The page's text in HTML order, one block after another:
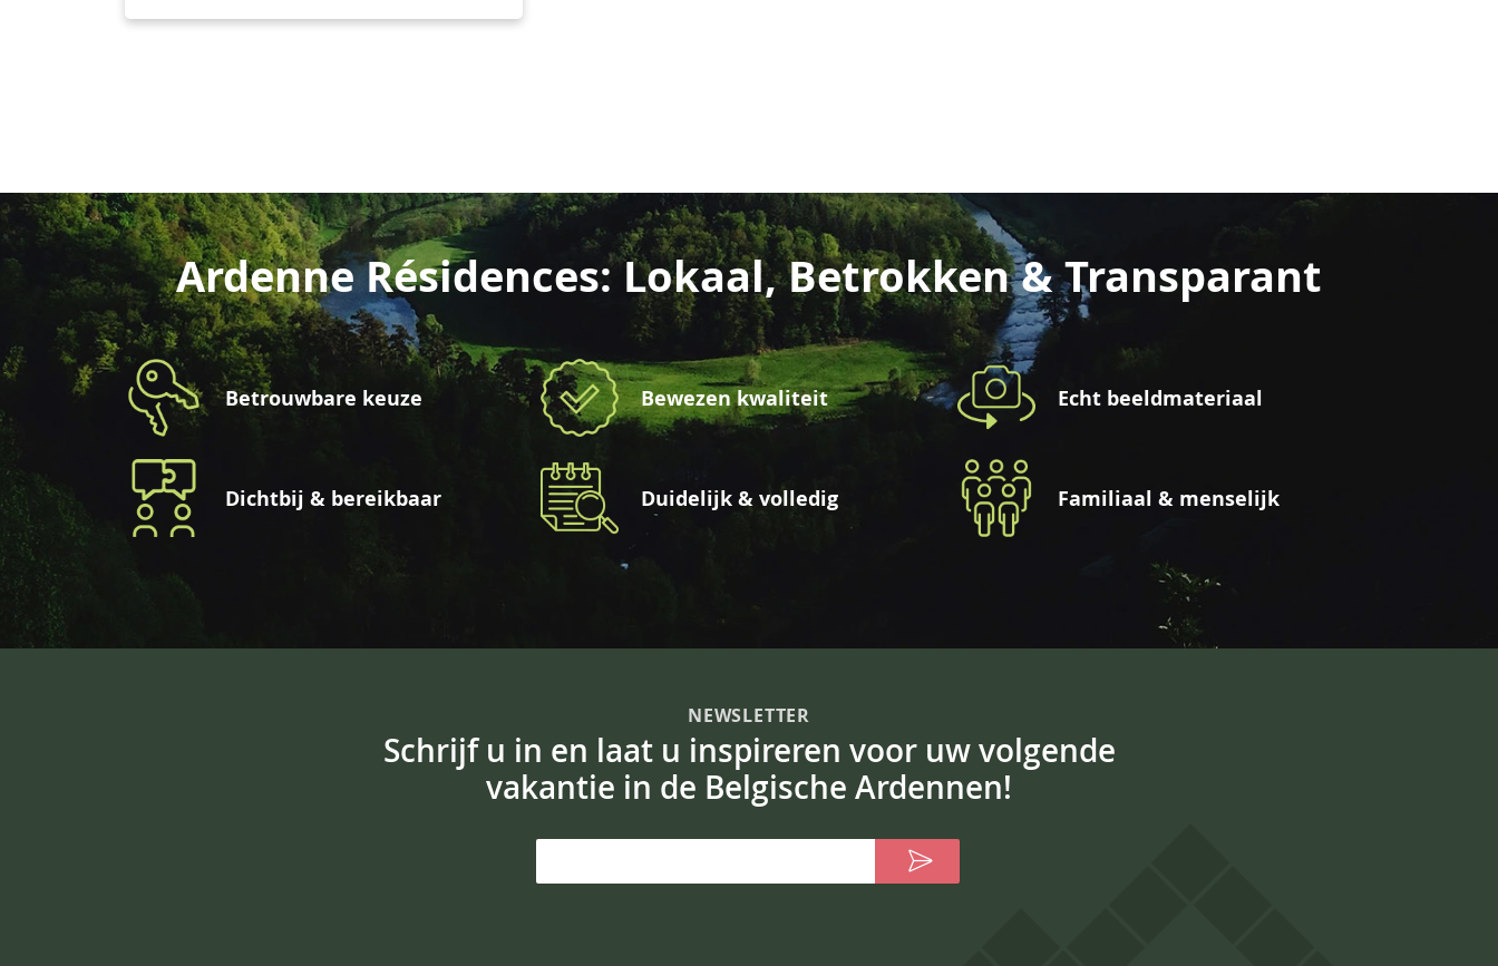
Ardenne Résidences: Lokaal, Betrokken & Transparant
Betrouwbare keuze Bewezen kwaliteit Echt beeldmateriaal
Dichtbij & bereikbaar Duidelijk & volledig Familiaal & menselijk
NEWSLETTER
Schrijf u in en laat u inspireren voor uw volgende
vakantie in de Belgische Ardennen!